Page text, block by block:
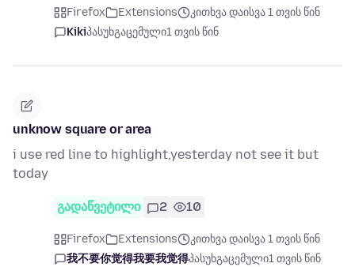
Firefox Extensions
კითხვა დაისვა 1 თვის წინ
Kikiპასუხგაცემული1 თვის წინ
unknow square or area
i use red line to highlight,yesterday not see it but
today
გადაწვეტილი 2 10
Firefox Extensions
კითხვა დაისვა 1 თვის წინ
我不要你觉得我要我觉得პასუხგაცემული1 თვის წინ